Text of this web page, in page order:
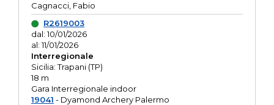
Cagnacci, Fabio
R2619003
dal: 10/01/2026
al: 11/01/2026
Interregionale
Sicilia: Trapani (TP)
18 m
Gara Interregionale indoor
19041 - Dyamond Archery Palermo